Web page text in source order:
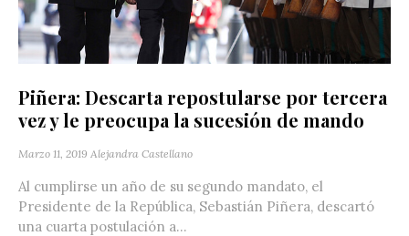
Piñera: Descarta repostularse por tercera
vez y le preocupa la sucesión de mando
Marzo 11, 2019 Alejandra Castellano
Al cumplirse un año de su segundo mandato, el
Presidente de la República, Sebastián Piñera, descartó
una cuarta postulación a...